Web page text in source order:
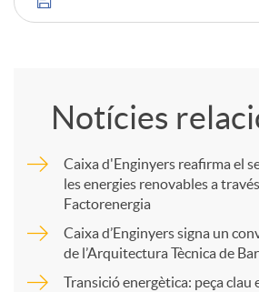
C
Notícies
Caixa d'Enginyers reafirma el
les energies renovables a
Factorenergia
Caixa d’Enginyers signa un
de l’Arquitectura Tècnica de
Transició energètica: peça clau